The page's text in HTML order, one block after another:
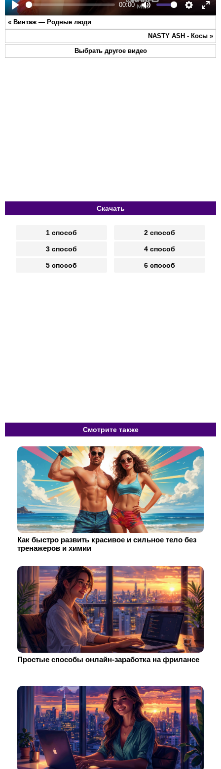
Play
00:00
Mute Settings
« Винтаж — Родные люди
NASTY ASH - Косы »
Выбрать другое видео
Скачать
1 способ 2 способ
3 способ 4 способ
5 способ 6 способ
Смотрите также
Как быстро развить красивое и сильное тело без
тренажеров и химии
Простые способы онлайн-заработка на фрилансе